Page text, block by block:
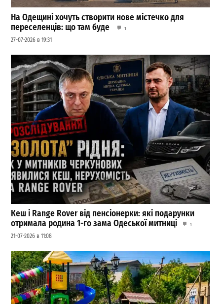
На Одещині хочуть створити нове містечко для
переселенців: що там буде
1
27-07-2026 в 19:31
Кеш і Range Rover від пенсіонерки: які подарунки
отримала родина 1-го зама Одеської митниці
1
21-07-2026 в 11:08